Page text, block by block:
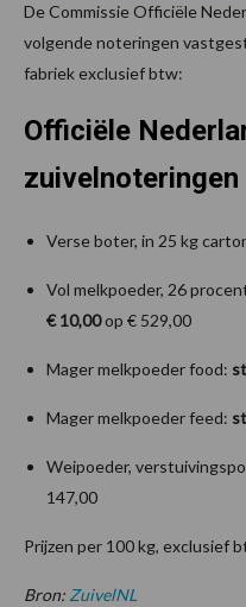
De Commissie Officiële
volgende noteringen
fabriek exclusief btw:
Officiële
zuivelnoteringen
Verse boter, in 25 kg
Vol melkpoeder, 26
€ 10,00op € 529,00
Mager melkpoeder food:
Mager melkpoeder feed:
Weipoeder,
147,00
Prijzen per 100 kg, exclusief
Bron: ZuivelNL